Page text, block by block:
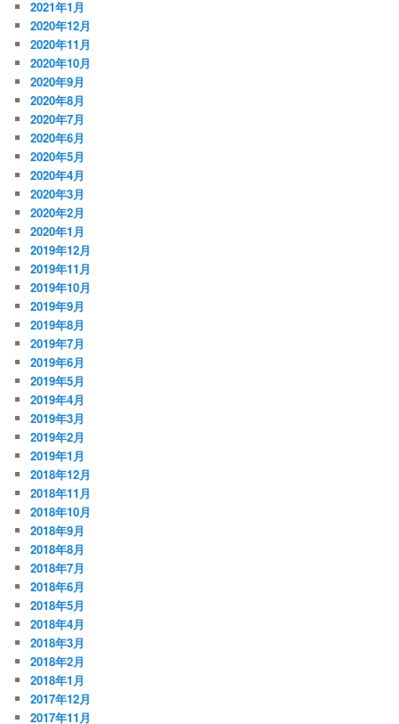
2021年1月
2020年12月
2020年11月
2020年10月
2020年9月
2020年8月
2020年7月
2020年6月
2020年5月
2020年4月
2020年3月
2020年2月
2020年1月
2019年12月
2019年11月
2019年10月
2019年9月
2019年8月
2019年7月
2019年6月
2019年5月
2019年4月
2019年3月
2019年2月
2019年1月
2018年12月
2018年11月
2018年10月
2018年9月
2018年8月
2018年7月
2018年6月
2018年5月
2018年4月
2018年3月
2018年2月
2018年1月
2017年12月
2017年11月